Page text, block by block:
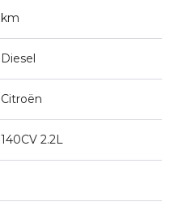
km
Diesel
Citroën
140CV 2.2L